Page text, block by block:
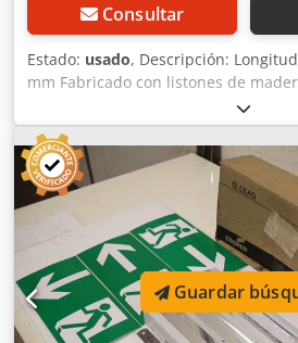
Consultar
Estado: usado, Descripción:
mm Fabricado con listones de
con estrías Con perfil de arranque
Ush Doa Altura: 50 mm Peso:
Guardar